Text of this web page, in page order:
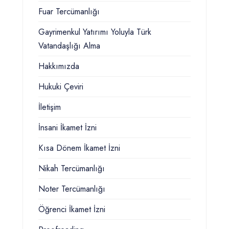
Fuar Tercümanlığı
Gayrimenkul Yatırımı Yoluyla Türk
Vatandaşlığı Alma
Hakkımızda
Hukuki Çeviri
İletişim
İnsani İkamet İzni
Kısa Dönem İkamet İzni
Nikah Tercümanlığı
Noter Tercümanlığı
Öğrenci İkamet İzni